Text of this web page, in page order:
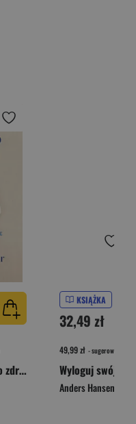
Dlaczego śpimy. Nauka o zdrowym śnie i jego mocy
KSIĄŻKA
32,49 zł
49,99 zł - sugerowana
Anders Hansen